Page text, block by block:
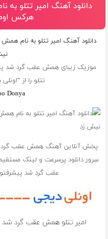
دانلود آهنگ امیر تتلو
هرکس
دانلود آهنگ امیر تتلو به نام
موزیک زیبای همش عقب گرد شد
تتلو را از
Donya
پخش آنلاین آهنگ همش عقب
سرور دانلود پرسرعت و لینک
عقب گرد شد
امیر تتلو همش عقب گرد